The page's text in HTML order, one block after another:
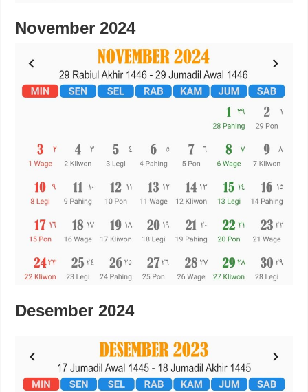
November 2024
Desember 2024